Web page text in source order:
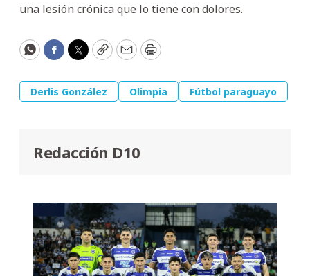
una lesión crónica que lo tiene con dolores.
WhatsApp
Facebook
Twitter
CopyEmailPrint
Derlis González Olimpia Fútbol paraguayo
Redacción D10